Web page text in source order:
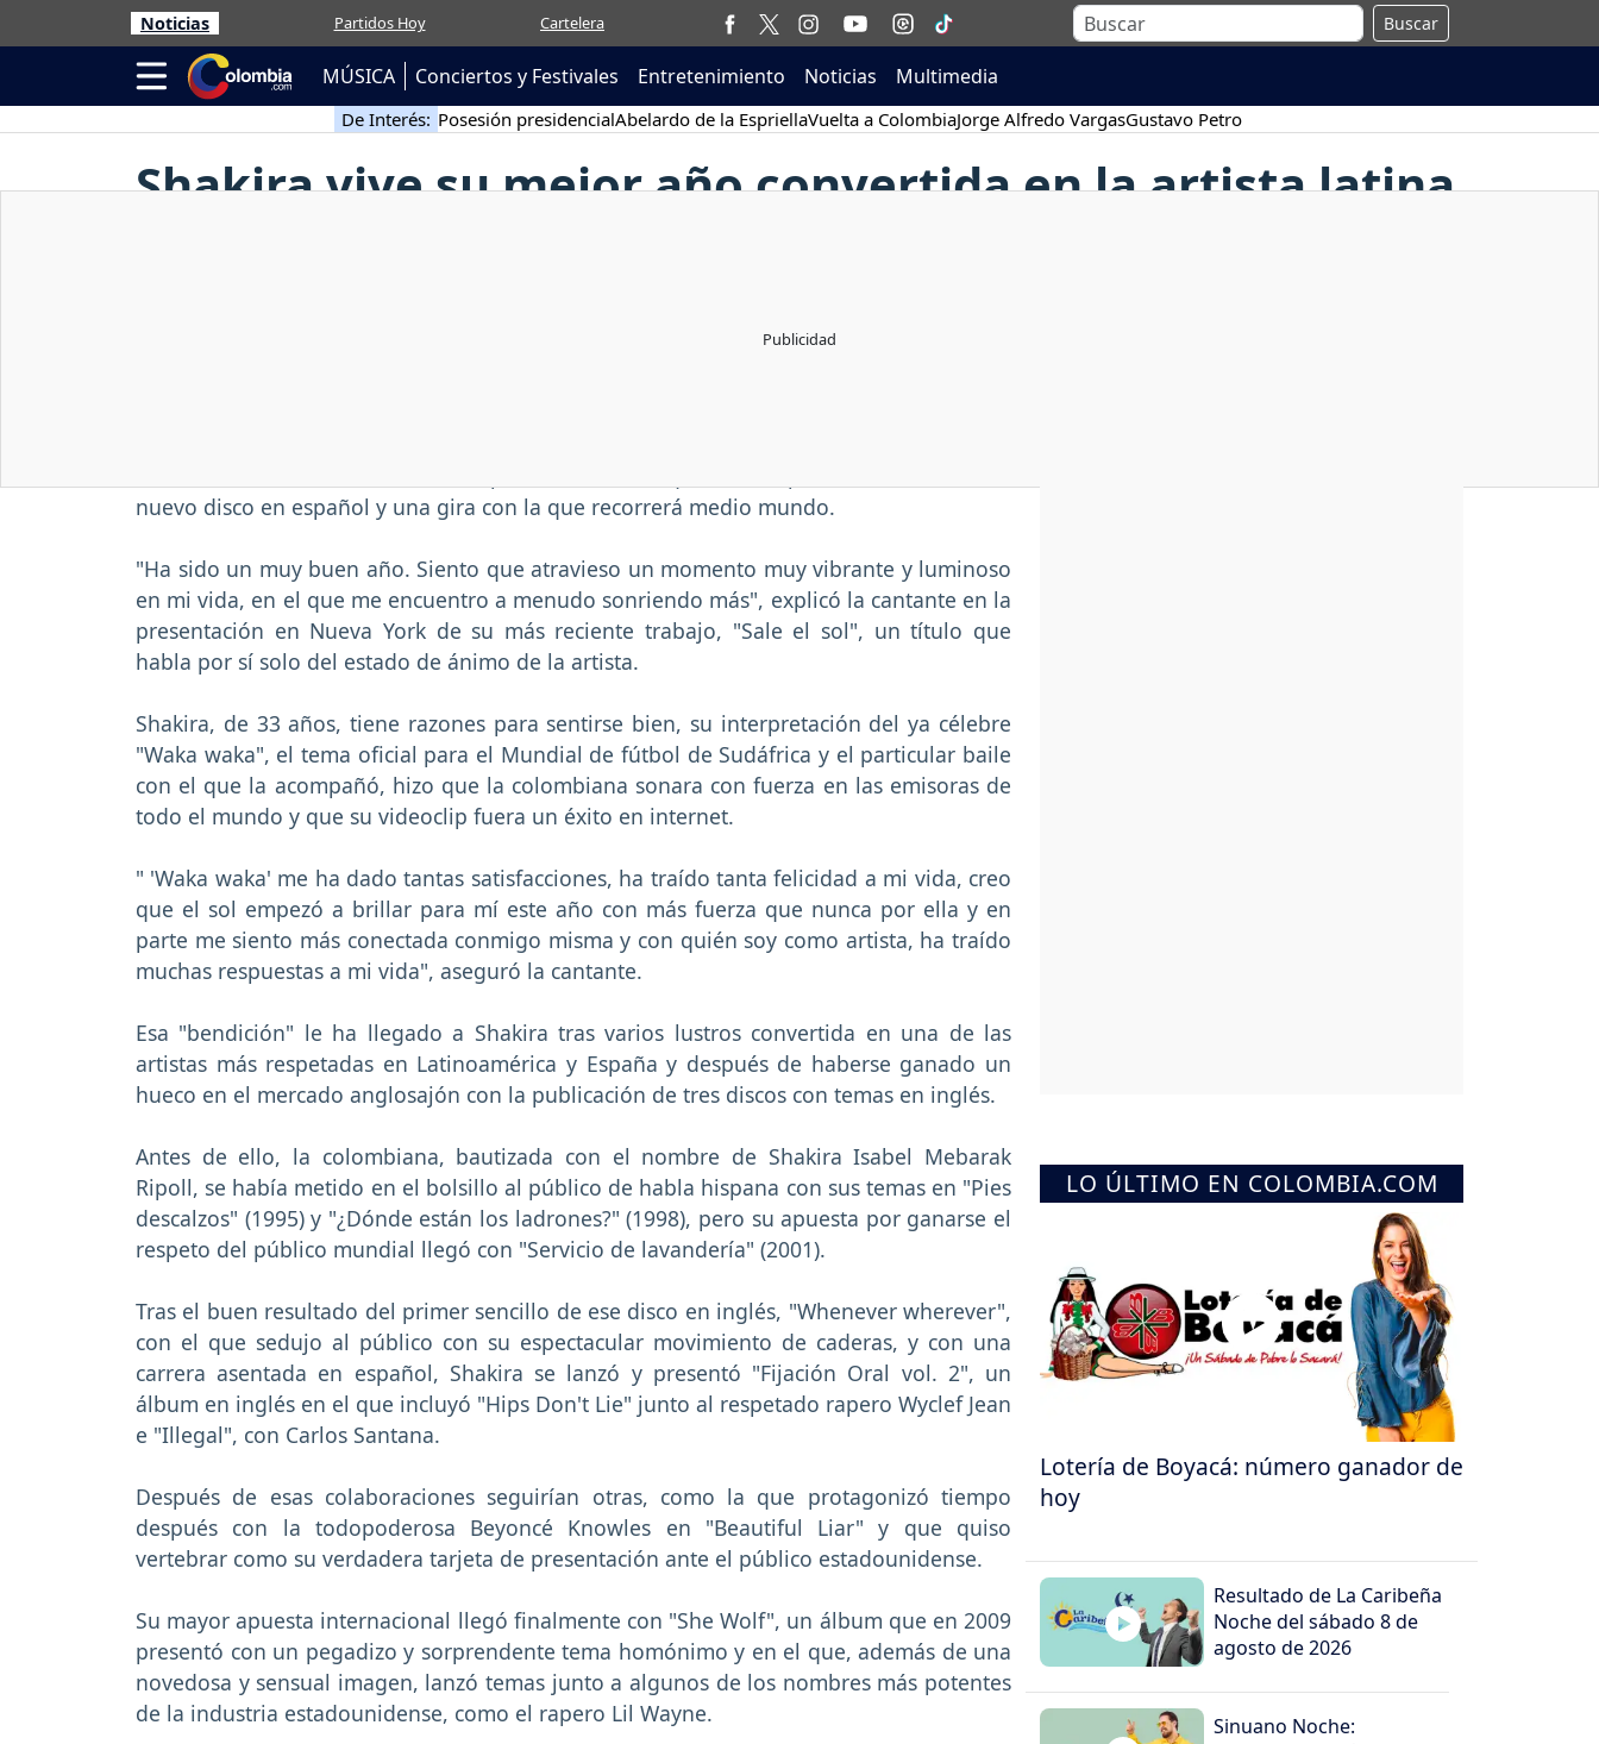
Noticias Partidos Hoy Cartelera Buscar
MÚSICA Conciertos y Festivales Entretenimiento Noticias Multimedia
De Interés: Posesión presidencialAbelardo de la EspriellaVuelta a ColombiaJorge Alfredo VargasGustavo Petro
Shakira vive su mejor año convertida en la artista latina
nuevo disco en español y una gira con la que recorrerá medio mundo.
"Ha sido un muy buen año. Siento que atravieso un momento muy vibrante y luminoso
en mi vida, en el que me encuentro a menudo sonriendo más", explicó la cantante en la
presentación en Nueva York de su más reciente trabajo, "Sale el sol", un título que
habla por sí solo del estado de ánimo de la artista.
Shakira, de 33 años, tiene razones para sentirse bien, su interpretación del ya célebre
"Waka waka", el tema oficial para el Mundial de fútbol de Sudáfrica y el particular baile
con el que la acompañó, hizo que la colombiana sonara con fuerza en las emisoras de
todo el mundo y que su videoclip fuera un éxito en internet.
" 'Waka waka' me ha dado tantas satisfacciones, ha traído tanta felicidad a mi vida, creo
que el sol empezó a brillar para mí este año con más fuerza que nunca por ella y en
parte me siento más conectada conmigo misma y con quién soy como artista, ha traído
muchas respuestas a mi vida", aseguró la cantante.
Esa "bendición" le ha llegado a Shakira tras varios lustros convertida en una de las
artistas más respetadas en Latinoamérica y España y después de haberse ganado un
hueco en el mercado anglosajón con la publicación de tres discos con temas en inglés.
Antes de ello, la colombiana, bautizada con el nombre de Shakira Isabel Mebarak
Ripoll, se había metido en el bolsillo al público de habla hispana con sus temas en "Pies
descalzos" (1995) y "¿Dónde están los ladrones?" (1998), pero su apuesta por ganarse el
respeto del público mundial llegó con "Servicio de lavandería" (2001).
Tras el buen resultado del primer sencillo de ese disco en inglés, "Whenever wherever",
con el que sedujo al público con su espectacular movimiento de caderas, y con una
carrera asentada en español, Shakira se lanzó y presentó "Fijación Oral vol. 2", un
álbum en inglés en el que incluyó "Hips Don't Lie" junto al respetado rapero Wyclef Jean
e "Illegal", con Carlos Santana.
Después de esas colaboraciones seguirían otras, como la que protagonizó tiempo
después con la todopoderosa Beyoncé Knowles en "Beautiful Liar" y que quiso
vertebrar como su verdadera tarjeta de presentación ante el público estadounidense.
Su mayor apuesta internacional llegó finalmente con "She Wolf", un álbum que en 2009
presentó con un pegadizo y sorprendente tema homónimo y en el que, además de una
novedosa y sensual imagen, lanzó temas junto a algunos de los nombres más potentes
de la industria estadounidense, como el rapero Lil Wayne.
LO ÚLTIMO EN COLOMBIA.COM
Lotería de Boyacá: número ganador de
hoy
Resultado de La Caribeña
Noche del sábado 8 de
agosto de 2026
Sinuano Noche: